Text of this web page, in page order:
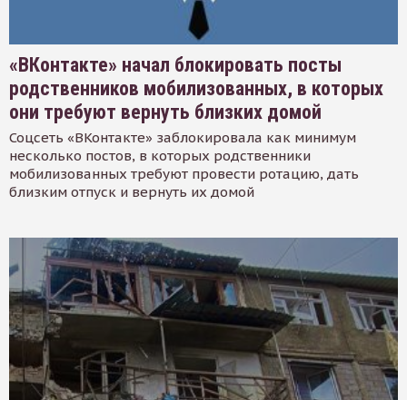
«ВКонтакте» начал блокировать посты
родственников мобилизованных, в которых
они требуют вернуть близких домой
Соцсеть «ВКонтакте» заблокировала как минимум
несколько постов, в которых родственники
мобилизованных требуют провести ротацию, дать
близким отпуск и вернуть их домой